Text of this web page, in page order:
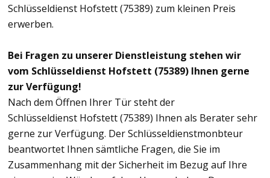
Schlüsseldienst Hofstett (75389) zum kleinen Preis
erwerben.
Bei Fragen zu unserer Dienstleistung stehen wir
vom Schlüsseldienst Hofstett (75389) Ihnen gerne
zur Verfügung!
Nach dem Öffnen Ihrer Tür steht der
Schlüsseldienst Hofstett (75389) Ihnen als Berater sehr
gerne zur Verfügung. Der Schlüsseldienstmonbteur
beantwortet Ihnen sämtliche Fragen, die Sie im
Zusammenhang mit der Sicherheit im Bezug auf Ihre